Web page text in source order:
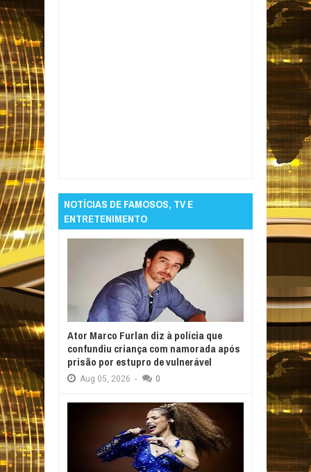
NOTÍCIAS DE FAMOSOS, TV E
ENTRETENIMENTO
Ator Marco Furlan diz à polícia que
confundiu criança com namorada após
prisão por estupro de vulnerável
Aug 05, 2026 - 0